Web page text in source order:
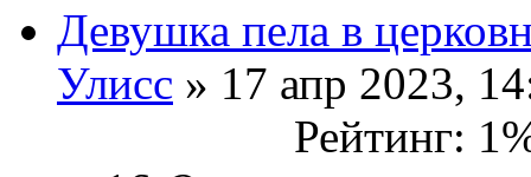
Девушка пела в
Улисс » 17 апр 2023,
Рейтинг: